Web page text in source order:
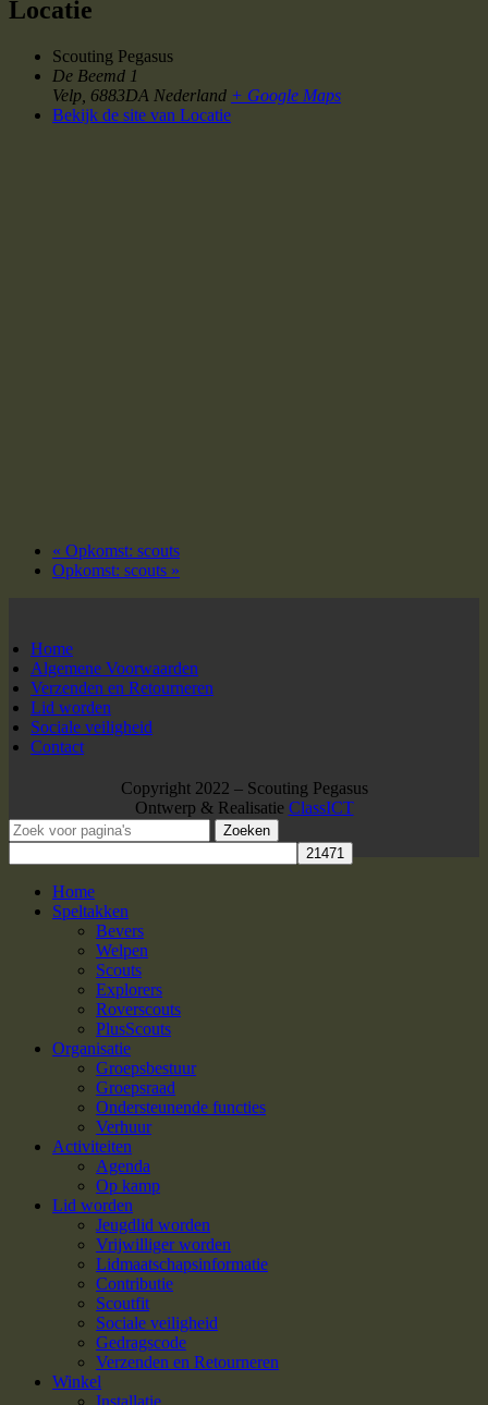
Locatie
Scouting Pegasus
De Beemd 1
Velp 6883DA Nederland + Google Maps
Bekijk de site van Locatie
« Opkomst: scouts
Opkomst: scouts »
Home
Algemene Voorwaarden
Verzenden en Retourneren
Lid worden
Sociale veiligheid
Contact
Copyright 2022 – Scouting Pegasus
Ontwerp & Realisatie ClassICT
Zoeken
Home
Speltakken
Bevers
Welpen
Scouts
Explorers
Roverscouts
PlusScouts
Organisatie
Groepsbestuur
Groepsraad
Ondersteunende functies
Verhuur
Activiteiten
Agenda
Op kamp
Lid worden
Jeugdlid worden
Vrijwilliger worden
Lidmaatschapsinformatie
Contributie
Scoutfit
Sociale veiligheid
Gedragscode
Verzenden en Retourneren
Winkel
Installatie